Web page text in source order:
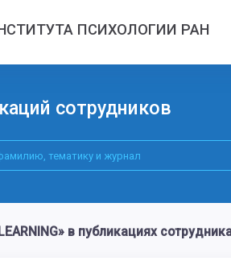
ПСИХОЛОГИИ РАН
сотрудников
в публикациях